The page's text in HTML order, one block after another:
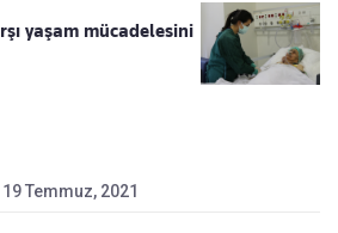
yaşam mücadelesini
19 Temmuz, 2021